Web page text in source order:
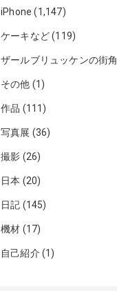
iPhone (1,147)
ケーキなど(119)
ザールブリュッケンの街角
その他 (1)
作品 (111)
写真展 (36)
撮影 (26)
日本 (20)
日記 (145)
機材 (17)
自己紹介 (1)